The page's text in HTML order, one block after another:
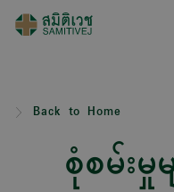
Back to Home
စုံစမ်းမှု